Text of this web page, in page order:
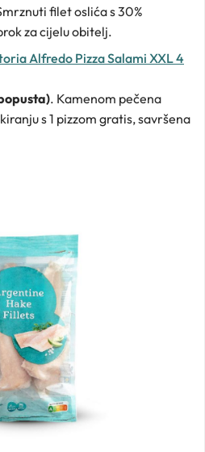
filet oslića s 30%
za cijelu obitelj.
Alfredo Pizza Salami XXL 4
. Kamenom pečena
s 1 pizzom gratis, savršena